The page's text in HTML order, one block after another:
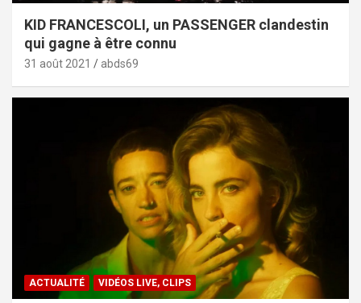
KID FRANCESCOLI, un PASSENGER clandestin
qui gagne à être connu
31 août 2021 abds69
ACTUALITÉ VIDÉOS LIVE, CLIPS